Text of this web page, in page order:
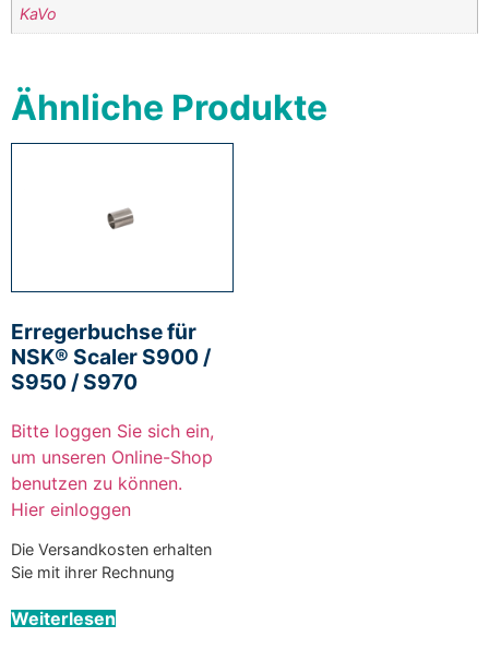
KaVo
Ähnliche Produkte
Erregerbuchse für
NSK® Scaler S900 /
S950 / S970
Bitte loggen Sie sich ein,
um unseren Online-Shop
benutzen zu können.
Hier einloggen
Die Versandkosten erhalten
Sie mit ihrer Rechnung
Weiterlesen